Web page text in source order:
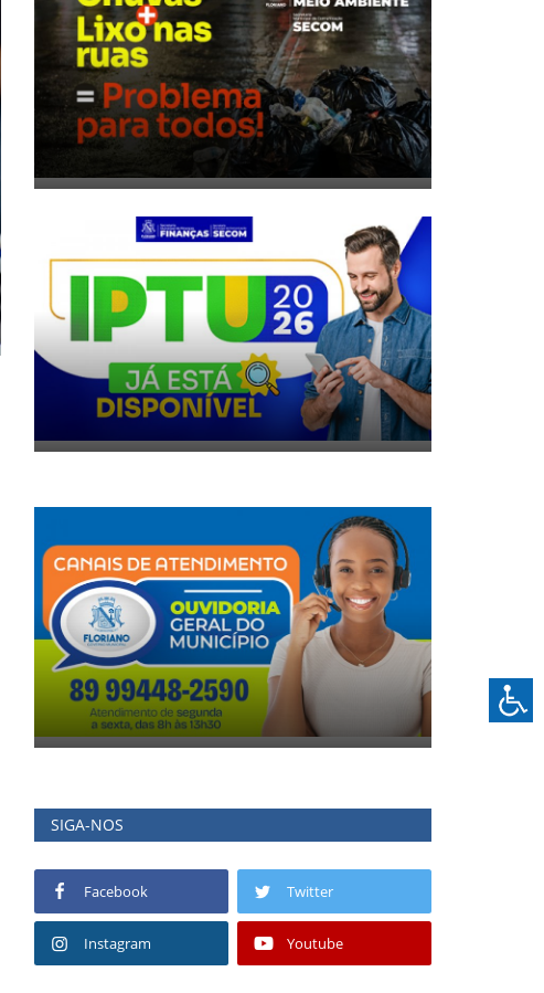
SIGA-NOS
Facebook Twitter
Instagram Youtube